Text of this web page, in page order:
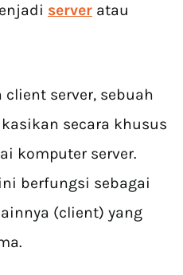
server atau
server, sebuah
secara khusus
komputer server.
berfungsi sebagai
(client) yang